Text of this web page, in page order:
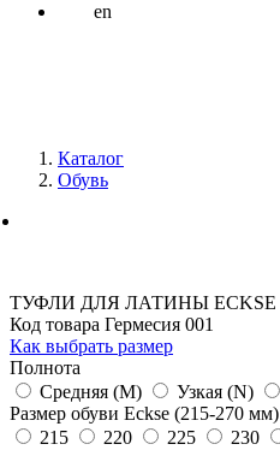
en
Каталог
Обувь
ТУФЛИ ДЛЯ ЛАТИНЫ ECKSE
Код товара Гермесия 001
Как выбрать размер
Полнота
Средняя (M)
Узкая (N)
Размер обуви Eckse (215-270 мм)
215
220 225 230